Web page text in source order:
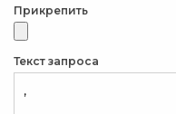
Прикрепить
Текст запроса